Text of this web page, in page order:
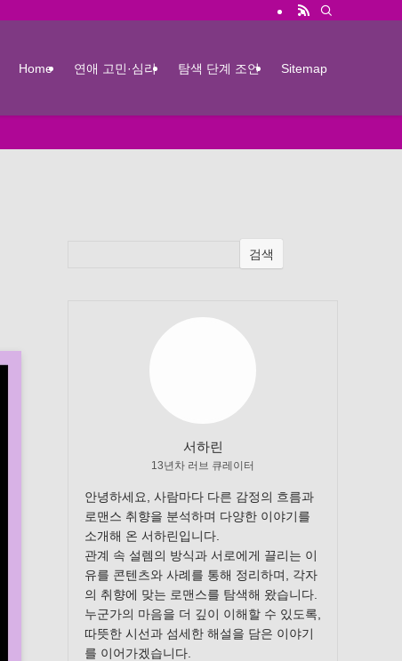
Home 연애 고민·심리 탐색 단계 조언 Sitemap
검색
서하린
13년차 러브 큐레이터
안녕하세요, 사람마다 다른 감정의 흐름과
로맨스 취향을 분석하며 다양한 이야기를
소개해 온 서하린입니다.
관계 속 설렘의 방식과 서로에게 끌리는 이
유를 콘텐츠와 사례를 통해 정리하며, 각자
의 취향에 맞는 로맨스를 탐색해 왔습니다.
누군가의 마음을 더 깊이 이해할 수 있도록,
따뜻한 시선과 섬세한 해설을 담은 이야기
를 이어가겠습니다.